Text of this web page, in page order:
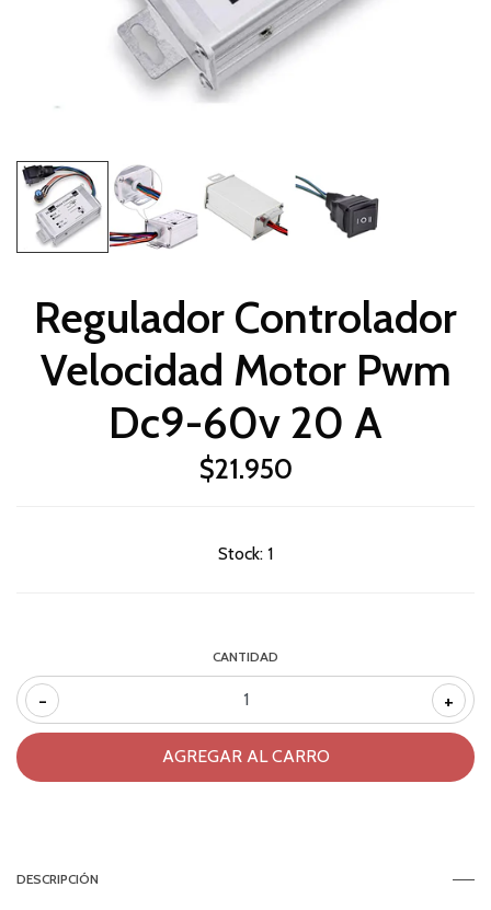
Regulador Controlador
Velocidad Motor Pwm
Dc9-60v 20 A
$21.950
Stock: 1
CANTIDAD
- +
DESCRIPCIÓN